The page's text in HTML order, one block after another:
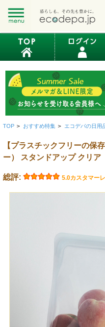
TOP > おすすめ特集 > エコデパの日用
【プラスチックフリーの保
ー） スタンドアップ クリア
総評: 5.0カスタマー